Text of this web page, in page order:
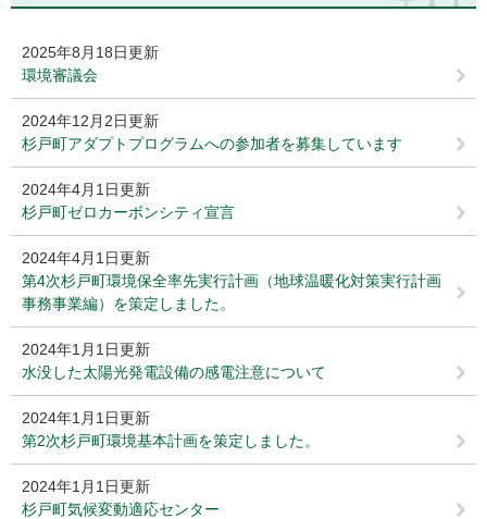
2025年8月18日更新
環境審議会
2024年12月2日更新
杉戸町アダプトプログラムへの参加者を募集しています
2024年4月1日更新
杉戸町ゼロカーボンシティ宣言
2024年4月1日更新
第4次杉戸町環境保全率先実行計画（地球温暖化対策実行計画
事務事業編）を策定しました。
2024年1月1日更新
水没した太陽光発電設備の感電注意について
2024年1月1日更新
第2次杉戸町環境基本計画を策定しました。
2024年1月1日更新
杉戸町気候変動適応センター